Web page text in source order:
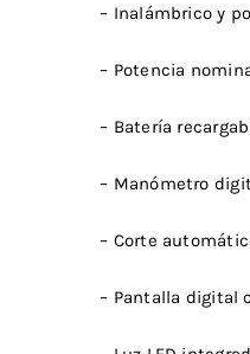
– Inalámbrico y
– Potencia
– Batería
– Manómetro
– Corte
– Pantalla digital